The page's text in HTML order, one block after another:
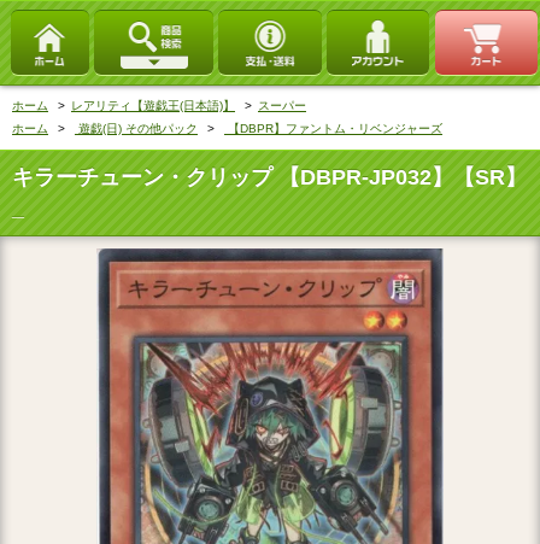
ホーム > レアリティ【遊戯王(日本語)】 > スーパー
ホーム
> 遊戯(日) その他パック > 【DBPR】ファントム・リベンジャーズ
キラーチューン・クリップ 【DBPR-JP032】【SR】